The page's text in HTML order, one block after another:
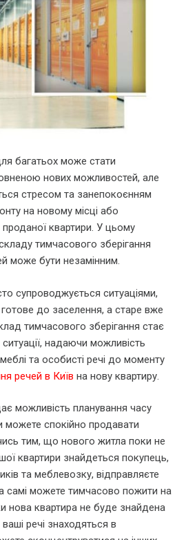
багатьох може стати
нових можливостей, але
стресом та занепокоєнням
на новому місці або
проданої квартири. У цьому
тимчасового зберігання
може бути незамінним.
супроводжується ситуаціями,
до заселення, а старе вже
тимчасового зберігання стає
надаючи можливість
та особисті речі до моменту
речей в Київ на нову квартиру.
можливість планування часу
можете спокійно продавати
тим, що нового житла поки не
квартири знайдеться покупець,
та меблевозку, відправляєте
самі можете тимчасово пожити на
нова квартира не буде знайдена
речі знаходяться в